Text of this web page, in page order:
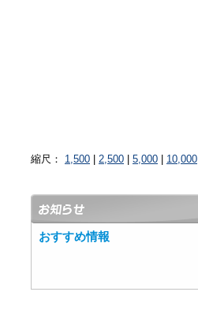
縮尺： 1,500 2,500 5,000 10,000
おすすめ情報